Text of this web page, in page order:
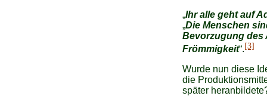
„Ihr alle geht auf
„Die Menschen
Bevorzugung des
Frömmigkeit“.[3]
Wurde nun diese
die
später